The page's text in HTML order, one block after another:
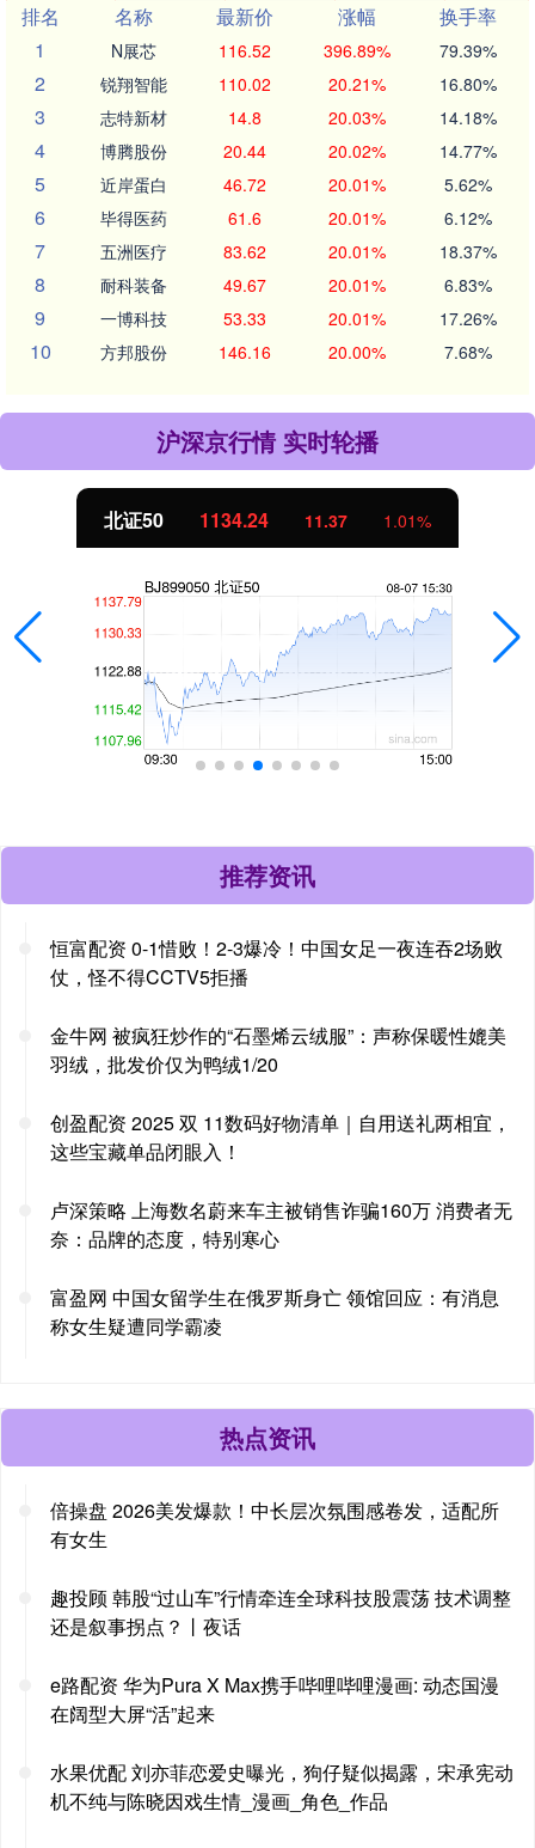
排名
名称 最新价 涨幅
换手率
1
N展芯 116.52 396.89% 79.39%
2 锐翔智能 110.02 20.21% 16.80%
3 志特新材 14.8 20.03% 14.18%
4 博腾股份 20.44 20.02% 14.77%
5 近岸蛋白 46.72 20.01% 5.62%
6 毕得医药 61.6 20.01% 6.12%
7 五洲医疗 83.62 20.01% 18.37%
8 耐科装备 49.67 20.01% 6.83%
9 一博科技 53.33 20.01% 17.26%
10 方邦股份 146.16 20.00% 7.68%
沪深京行情 实时轮播
北证50 1134.24 11.37 1.01%
推荐资讯
恒富配资 0-1惜败！2-3爆冷！中国女足一夜连吞2场败
仗，怪不得CCTV5拒播
金牛网 被疯狂炒作的“石墨烯云绒服”：声称保暖性媲美
羽绒，批发价仅为鸭绒1/20
创盈配资 2025 双 11数码好物清单｜自用送礼两相宜，
这些宝藏单品闭眼入！
卢深策略 上海数名蔚来车主被销售诈骗160万 消费者无
奈：品牌的态度，特别寒心
富盈网 中国女留学生在俄罗斯身亡 领馆回应：有消息
称女生疑遭同学霸凌
热点资讯
倍操盘 2026美发爆款！中长层次氛围感卷发，适配所
有女生
趣投顾 韩股“过山车”行情牵连全球科技股震荡 技术调整
还是叙事拐点？丨夜话
e路配资 华为Pura X Max携手哔哩哔哩漫画: 动态国漫
在阔型大屏“活”起来
水果优配 刘亦菲恋爱史曝光，狗仔疑似揭露，宋承宪动
机不纯与陈晓因戏生情_漫画_角色_作品